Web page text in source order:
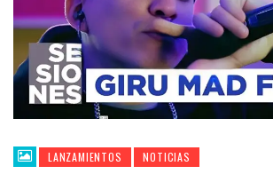
LANZAMIENTOS NOTICIAS